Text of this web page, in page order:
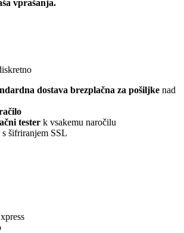
vprašanja.
dostava brezplačna za pošiljke nad
tester k vsakemu naročilu
s šifriranjem SSL